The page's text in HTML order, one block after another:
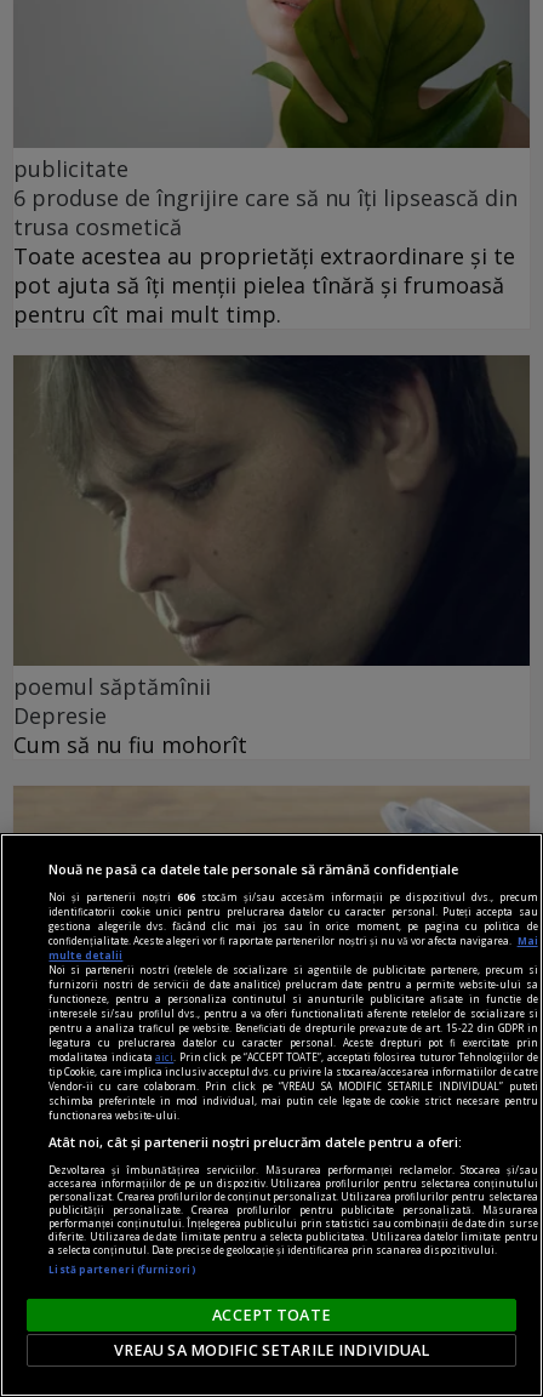
publicitate
6 produse de îngrijire care să nu îți lipsească din
trusa cosmetică
Toate acestea au proprietăți extraordinare și te
pot ajuta să îți menții pielea tînără și frumoasă
pentru cît mai mult timp.
poemul săptămînii
Depresie
Cum să nu fiu mohorît
publicitate
Caserole pentru mîncare de unică folosință
disponibile la Snick Ambalaje
Acest concept este unul care reușește să atragă
mulți clienți, consumatori totodată.
Nouă ne pasă ca datele tale personale să rămână confidențiale
Noi și partenerii noștri606 stocăm și/sau accesăm informații pe dispozitivul dvs., precum
identificatorii cookie unici pentru prelucrarea datelor cu caracter personal. Puteți accepta sau
gestiona alegerile dvs. făcând clic mai jos sau în orice moment, pe pagina cu politica de
confidențialitate. Aceste alegeri vor fi raportate partenerilor noștri și nu vă vor afecta navigarea.
Mai
multe detalii
Noi si partenerii nostri (retelele de socializare si agentiile de publicitate partenere, precum si
furnizorii nostri de servicii de date analitice) prelucram date pentru a permite website-ului sa
functioneze, pentru a personaliza continutul si anunturile publicitare afisate in functie de
interesele si/sau profilul dvs., pentru a va oferi functionalitati aferente retelelor de socializare si
pentru a analiza traficul pe website. Beneficiati de drepturile prevazute de art. 15-22 din GDPR in
legatura cu prelucrarea datelor cu caracter personal. Aceste drepturi pot fi exercitate prin
modalitatea indicataaici
. Prin click pe “ACCEPT TOATE”, acceptati folosirea tuturor Tehnologiilor de
tip Cookie, care implica inclusiv acceptul dvs. cu privire la stocarea/accesarea informatiilor de catre
Vendor-ii cu care colaboram. Prin click pe “VREAU SA MODIFIC SETARILE INDIVIDUAL” puteti
schimba preferintele in mod individual, mai putin cele legate de cookie strict necesare pentru
functionarea website-ului.
Atât noi, cât și partenerii noștri prelucrăm datele pentru a oferi:
Dezvoltarea și îmbunătățirea serviciilor. Măsurarea performanței reclamelor. Stocarea și/sau
accesarea informațiilor de pe un dispozitiv. Utilizarea profilurilor pentru selectarea conținutului
personalizat. Crearea profilurilor de conținut personalizat. Utilizarea profilurilor pentru selectarea
publicității personalizate. Crearea profilurilor pentru publicitate personalizată. Măsurarea
performanței conținutului. Înțelegerea publicului prin statistici sau combinații de date din surse
diferite. Utilizarea de date limitate pentru a selecta publicitatea. Utilizarea datelor limitate pentru
a selecta conținutul. Date precise de geolocație și identificarea prin scanarea dispozitivului.
Listă parteneri (furnizori)
ACCEPT TOATE
VREAU SA MODIFIC SETARILE INDIVIDUAL